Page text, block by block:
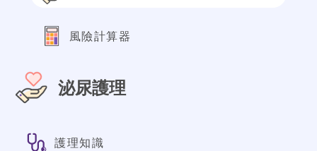
風險計算器
泌尿護理
護理知識